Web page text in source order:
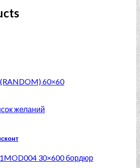
60×60
желаний
30×600 бордюр